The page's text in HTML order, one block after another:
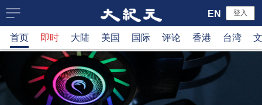
大
纪
元
登入
EN
首页 即时 大陆 美国 国际 评论 香港 台湾